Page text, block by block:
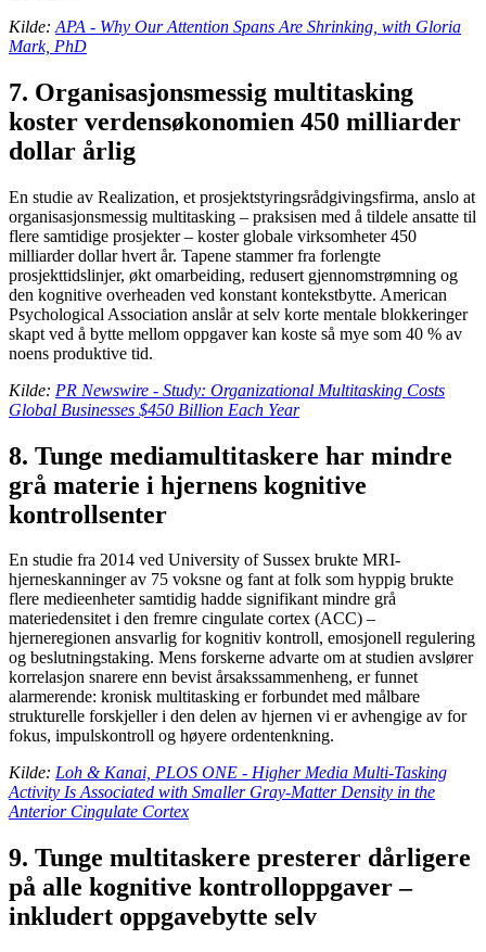
Kilde: APA - Why Our Attention Spans Are Shrinking, with Gloria
Mark, PhD
7. Organisasjonsmessig multitasking
koster verdensøkonomien 450 milliarder
dollar årlig
En studie av Realization, et prosjektstyringsrådgivingsfirma, anslo at
organisasjonsmessig multitasking – praksisen med å tildele ansatte til
flere samtidige prosjekter – koster globale virksomheter 450
milliarder dollar hvert år. Tapene stammer fra forlengte
prosjekttidslinjer, økt omarbeiding, redusert gjennomstrømning og
den kognitive overheaden ved konstant kontekstbytte. American
Psychological Association anslår at selv korte mentale blokkeringer
skapt ved å bytte mellom oppgaver kan koste så mye som 40 % av
noens produktive tid.
Kilde: PR Newswire - Study: Organizational Multitasking Costs
Global Businesses $450 Billion Each Year
8. Tunge mediamultitaskere har mindre
grå materie i hjernens kognitive
kontrollsenter
En studie fra 2014 ved University of Sussex brukte MRI-
hjerneskanninger av 75 voksne og fant at folk som hyppig brukte
flere medieenheter samtidig hadde signifikant mindre grå
materiedensitet i den fremre cingulate cortex (ACC) –
hjerneregionen ansvarlig for kognitiv kontroll, emosjonell regulering
og beslutningstaking. Mens forskerne advarte om at studien avslører
korrelasjon snarere enn bevist årsakssammenheng, er funnet
alarmerende: kronisk multitasking er forbundet med målbare
strukturelle forskjeller i den delen av hjernen vi er avhengige av for
fokus, impulskontroll og høyere ordentenkning.
Kilde: Loh & Kanai, PLOS ONE - Higher Media Multi-Tasking
Activity Is Associated with Smaller Gray-Matter Density in the
Anterior Cingulate Cortex
9. Tunge multitaskere presterer dårligere
på alle kognitive kontrolloppgaver –
inkludert oppgavebytte selv